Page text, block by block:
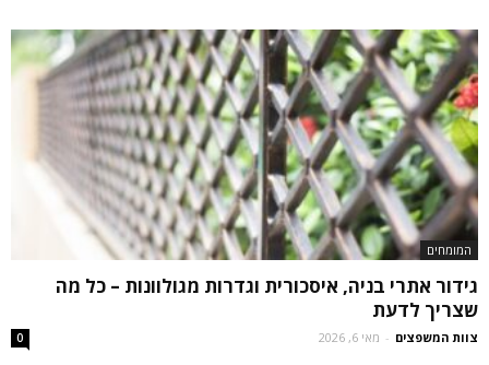
המומחים
גידור אתרי בניה, איסכורית וגדרות מגולוונות – כל מה
שצריך לדעת
צוות המשפצים - מאי 6, 2026 0